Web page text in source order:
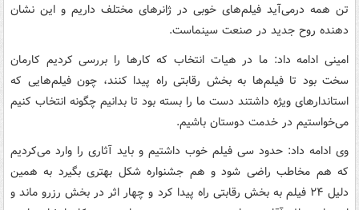
تن همه درمی‌آید فیلم‌های خوبی در ژانرهای مختلف داریم و این نشان
دهنده روح جدید در صنعت سینماست.
امینی ادامه داد: ما در هیات انتخاب که کارها را بررسی کردیم کارمان
سخت بود تا فیلم‌ها به بخش رقابتی راه پیدا کنند، چون فیلم‌هایی که
استاندارهای ویژه داشتند دست ما را بسته بود تا بدانیم چگونه انتخاب کنیم
می‌خواستیم در خدمت دوستان باشیم.
وی ادامه داد: حدود سی فیلم خوب داشتیم و باید آثاری را وارد می‌کردیم
که هم مخاطب راضی شود و هم جشنواره شکل بهتری بگیرد به همین
دلیل ۲۴ فیلم به بخش رقابتی راه پیدا کرد و چهار اثر در بخش رزرو ماند و